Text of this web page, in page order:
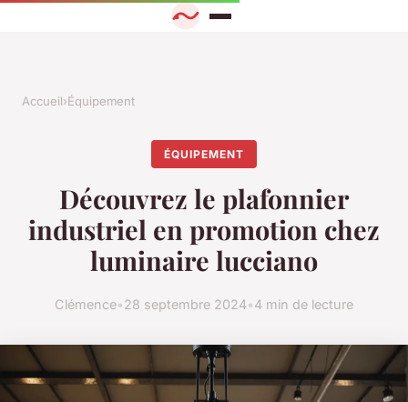
Accueil›Équipement
ÉQUIPEMENT
Découvrez le plafonnier
industriel en promotion chez
luminaire lucciano
Clémence•28 septembre 2024•4 min de lecture